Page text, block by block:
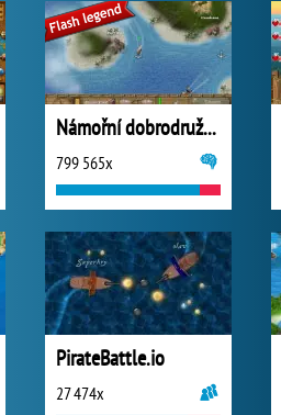
Námořní dobrodružství
799 565x
PirateBattle.io
27 474x